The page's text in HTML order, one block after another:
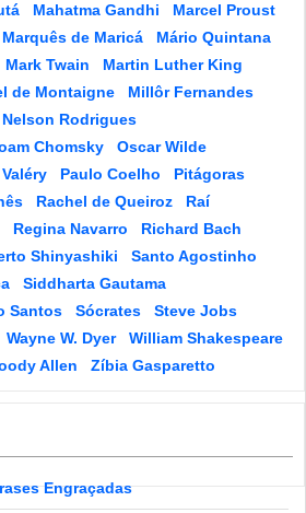
Mahatma Gandhi
Marcel Proust
de Maricá
Mário Quintana
Mark Twain
Martin Luther King
de Montaigne
Millôr Fernandes
Nelson Rodrigues
Chomsky
Oscar Wilde
Paulo Coelho
Pitágoras
Rachel de Queiroz
Raí
Regina Navarro
Richard Bach
Shinyashiki
Santo Agostinho
Siddharta Gautama
Santos Sócrates
Steve Jobs
Wayne W. Dyer
William Shakespeare
Allen Zíbia Gasparetto
Engraçadas